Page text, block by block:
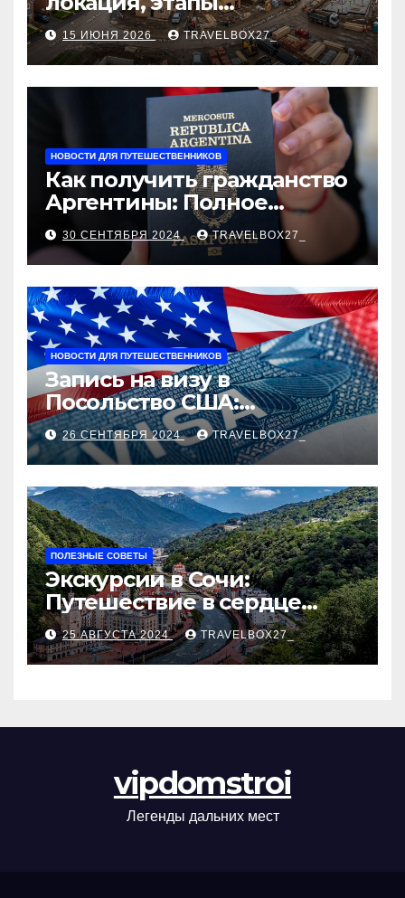
строительства, проверка
застройщика, сценарии
оформления сделки и
рыночные ориентиры
15 ИЮНЯ 2026 TRAVELBOX27_
НОВОСТИ ДЛЯ ПУТЕШЕСТВЕННИКОВ
Как получить гражданство
Аргентины: Полное
руководство
30 СЕНТЯБРЯ 2024 TRAVELBOX27_
НОВОСТИ ДЛЯ ПУТЕШЕСТВЕННИКОВ
Запись на визу в
Посольство США:
Пошаговое руководство
26 СЕНТЯБРЯ 2024 TRAVELBOX27_
ПОЛЕЗНЫЕ СОВЕТЫ
Экскурсии в Сочи:
Путешествие в сердце
Черноморского курорта
25 АВГУСТА 2024 TRAVELBOX27_
vipdomstroi
Легенды дальних мест